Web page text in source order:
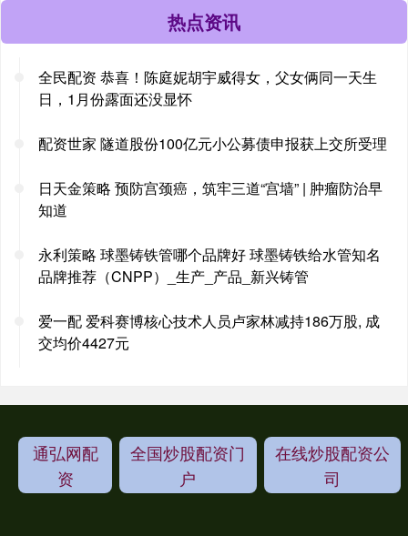
热点资讯
全民配资 恭喜！陈庭妮胡宇威得女，父女俩同一天生
日，1月份露面还没显怀
配资世家 隧道股份100亿元小公募债申报获上交所受理
日天金策略 预防宫颈癌，筑牢三道“宫墙” | 肿瘤防治早
知道
永利策略 球墨铸铁管哪个品牌好 球墨铸铁给水管知名
品牌推荐（CNPP）_生产_产品_新兴铸管
爱一配 爱科赛博核心技术人员卢家林减持186万股, 成
交均价4427元
通弘网配
资
全国炒股配资门
户
在线炒股配资公
司